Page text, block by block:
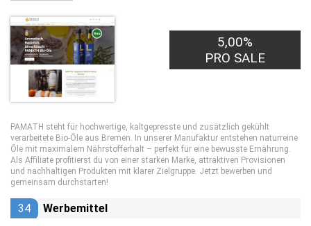
5,00%
PRO SALE
PAMATH steht für hochwertige, kaltgepresste und zusätzlich gekühlt
verarbeitete Bio-Öle aus Bremen. In unserer Manufaktur entstehen naturreine
Öle mit maximalem Nährstofferhalt – perfekt für eine bewusste Ernährung.
Als Affiliate profitierst du von einer starken Marke, attraktiven Provisionen
und nachhaltigen Produkten mit klarer Zielgruppe. Jetzt bewerben und
gemeinsam durchstarten!
34 Werbemittel